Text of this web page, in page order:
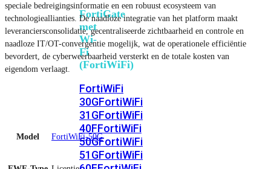
FortiGate
met
Wi-
Fi
(FortiWiFi)
FortiWiFi
30GFortiWiFi
31GFortiWiFi
40FFortiWiFi
50GFortiWiFi
51GFortiWiFi
speciale bedreigingsinformatie en een robuust ecosysteem van
technologieallianties. De naadloze integratie van het platform maakt
leveranciersconsolidatie, gecentraliseerde zichtbaarheid en controle en
naadloze IT/OT-convergentie mogelijk, wat de operationele efficiëntie
bevordert, de cyberweerbaarheid versterkt en de totale kosten van
eigendom verlaagt.
Model FortiWiFi-50G